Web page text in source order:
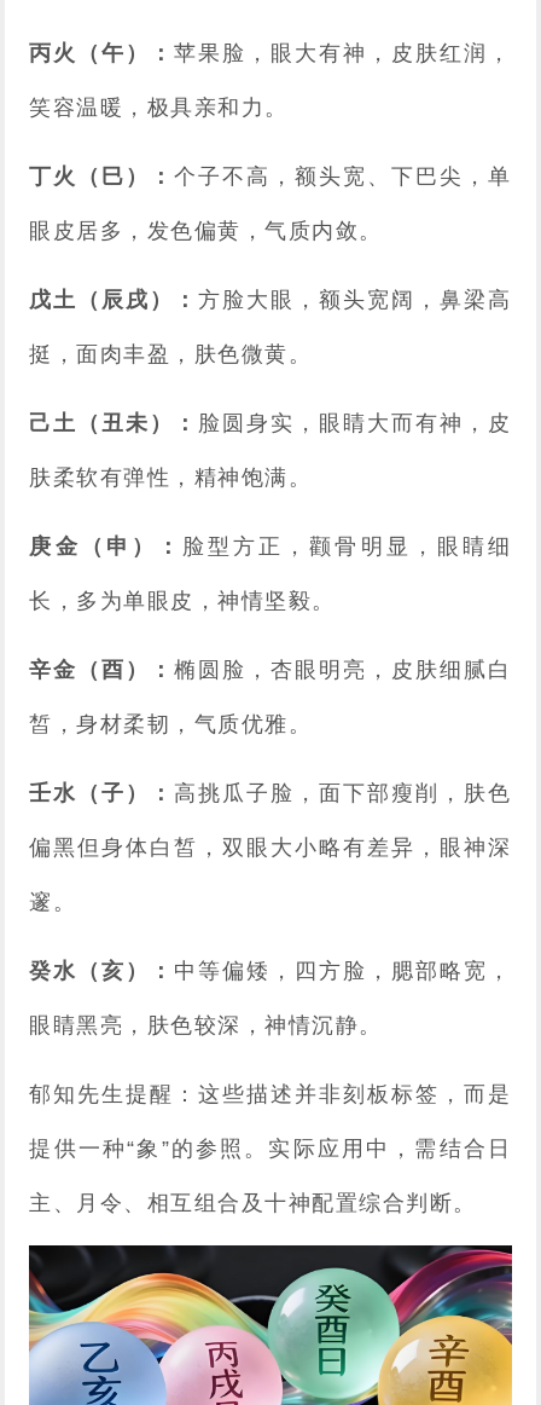
丙火（午）：苹果脸，眼大有神，皮肤红润，
笑容温暖，极具亲和力。
丁火（巳）：个子不高，额头宽、下巴尖，单
眼皮居多，发色偏黄，气质内敛。
戊土（辰戌）：方脸大眼，额头宽阔，鼻梁高
挺，面肉丰盈，肤色微黄。
己土（丑未）： 脸圆身实，眼睛大而有神，皮
肤柔软有弹性，精神饱满。
庚金（申）： 脸型方正，颧骨明显，眼睛细
长，多为单眼皮，神情坚毅。
辛金（酉）：椭圆脸，杏眼明亮，皮肤细腻白
皙，身材柔韧，气质优雅。
壬水（子）： 高挑瓜子脸，面下部瘦削，肤色
偏黑但身体白皙，双眼大小略有差异，眼神深
邃。
癸水（亥）： 中等偏矮，四方脸，腮部略宽，
眼睛黑亮，肤色较深，神情沉静。
郁知先生提醒：这些描述并非刻板标签，而是
提供一种“象”的参照。实际应用中，需结合日
主、月令、相互组合及十神配置综合判断。